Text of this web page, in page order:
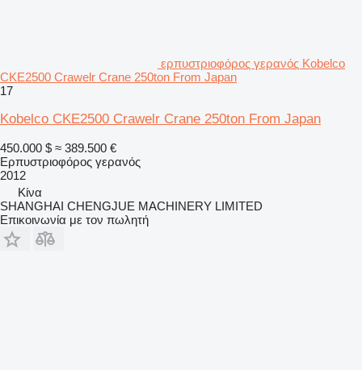
ερπυστριοφόρος γερανός Kobelco
CKE2500 Crawelr Crane 250ton From Japan
17
Kobelco CKE2500 Crawelr Crane 250ton From Japan
450.000 $ ≈ 389.500 €
Ερπυστριοφόρος γερανός
2012
Κίνα
SHANGHAI CHENGJUE MACHINERY LIMITED
Επικοινωνία με τον πωλητή